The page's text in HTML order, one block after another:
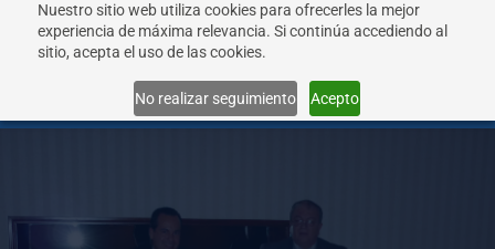
Nuestro sitio web utiliza cookies para ofrecerles la mejor
experiencia de máxima relevancia. Si continúa accediendo al
sitio, acepta el uso de las cookies.
No realizar seguimiento Acepto